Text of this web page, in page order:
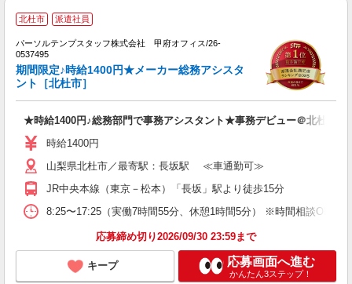
北杜市 派遣社員
パーソルテンプスタッフ株式会社 甲府オフィス/26-
0537495
期間限定♪時給1400円★メーカー総務アシスタ
ント［北杜市］
★時給1400円♪総務部門で事務アシスタント★事務デビュー＠北杜
時給1400円
山梨県北杜市／最寄駅：長坂駅 ≪車通勤可≫
JR中央本線（東京－松本）「長坂」駅より徒歩15分
8:25〜17:25（実働7時間55分、休憩1時間5分） ※時間相談OK！
応募締め切り2026/09/30 23:59まで
キープ 応募画面へ進む
かんたん3ステップ！